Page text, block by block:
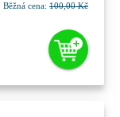
Běžná cena: 100,00 Kč